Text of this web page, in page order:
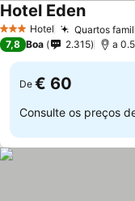
3 EstrelasHotel Quartos
Hotel Eden
7,8 Boa 2.315 a
De € 60
Consulte os preços